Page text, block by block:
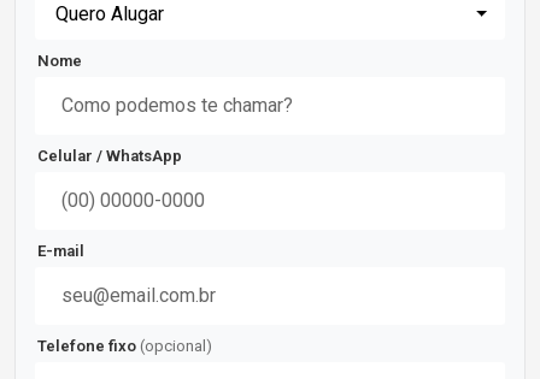
Quero Alugar
Nome
Celular / WhatsApp
E-mail
Telefone fixo (opcional)